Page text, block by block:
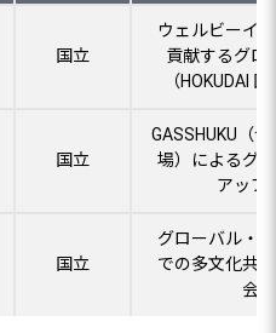
国立
ウェルビーイ
貢献するグロ
（HOKUDAI
国立
GASSHUKU（
場）によるグ
アップ
国立
グローバル・
での多文化共
会